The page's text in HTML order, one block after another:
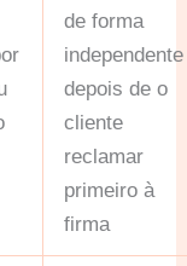
de forma
independente
depois de o
cliente
reclamar
primeiro à
firma